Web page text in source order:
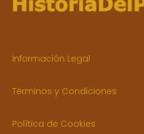
Información Legal
Términos y Condiciones
Política de Cookies